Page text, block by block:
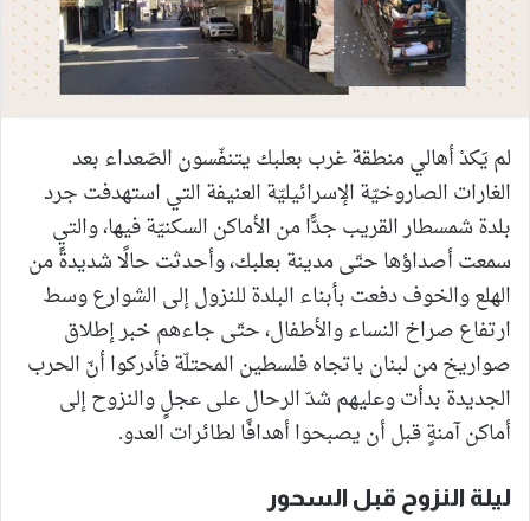
لم يَكدْ أهالي منطقة غرب بعلبك يتنفّسون الصّعداء بعد
الغارات الصاروخيّة الإسرائيليّة العنيفة التي استهدفت جرد
بلدة شمسطار القريب جدًّا من الأماكن السكنيّة فيها، والتي
سمعت أصداؤها حتّى مدينة بعلبك، وأحدثت حالًا شديدةً من
الهلع والخوف دفعت بأبناء البلدة للنزول إلى الشوارع وسط
ارتفاع صراخ النساء والأطفال، حتّى جاءهم خبر إطلاق
صواريخ من لبنان باتجاه فلسطين المحتلّة فأدركوا أنّ الحرب
الجديدة بدأت وعليهم شدّ الرحال على عجلٍ والنزوح إلى
أماكن آمنةٍ قبل أن يصبحوا أهدافًا لطائرات العدو.
ليلة النزوح قبل السحور